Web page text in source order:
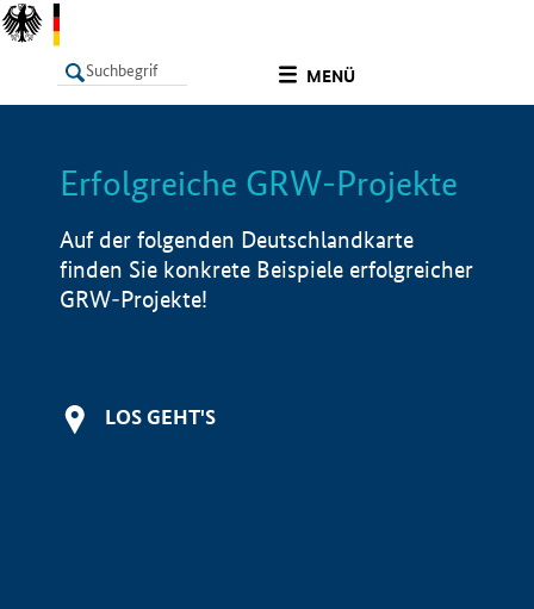
MENÜ
LISTE Info
Erfolgreiche GRW-Projekte
Auf der folgenden Deutschlandkarte
finden Sie konkrete Beispiele erfolgreicher
GRW-Projekte!
LOS GEHT'S